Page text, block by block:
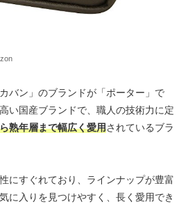
バン」のブランドが「ポーター」で
い国産ブランドで、職人の技術力に定
熟年層まで幅広く愛用されているブラ
にすぐれており、ラインナップが豊富
に入りを見つけやすく、長く愛用でき